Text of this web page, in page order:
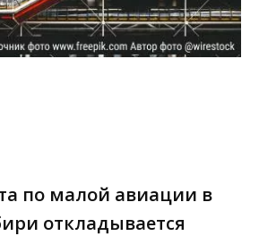
по малой авиации в
откладывается